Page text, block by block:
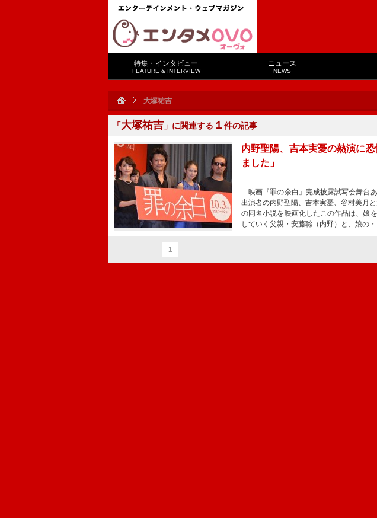
特集・インタビュー
FEATURE & INTERVIEW
ニュース
NEWS
大塚祐吉
「大塚祐吉 」に関連する １ 件の記事
内野聖陽、吉本実憂の熱演に
ました」
映画『罪の余白』完成披露試写会舞台
出演者の内野聖陽、吉本実憂、谷村美月
の同名小説を映画化したこの作品は、娘
していく父親・安藤聡（内野）と、娘の・
1